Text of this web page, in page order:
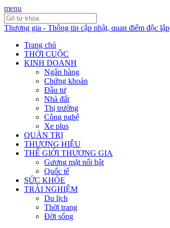
menu
Thương gia - Thông tin cập nhật, quan điểm độc lập
Trang chủ
THỜI CUỘC
KINH DOANH
Ngân hàng
Chứng khoán
Đầu tư
Nhà đất
Thị trường
Công nghệ
Xe plus
QUẢN TRỊ
THƯƠNG HIỆU
THẾ GIỚI THƯƠNG GIA
Gương mặt nổi bật
Quốc tế
SỨC KHỎE
TRẢI NGHIỆM
Du lịch
Thời trang
Đời sống